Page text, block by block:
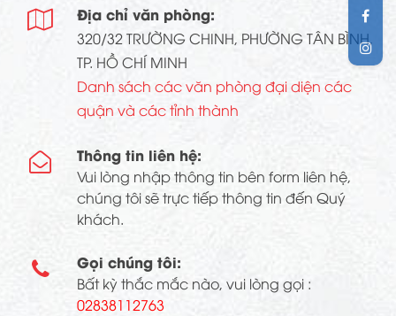
 Địa chỉ văn phòng:
320/32 TRƯỜNG CHINH, PHƯỜNG TÂN BÌNH,
TP. HỒ CHÍ MINH
Danh sách các văn phòng đại diện các
quận và các tỉnh thành
 Thông tin liên hệ:
Vui lòng nhập thông tin bên form liên hệ,
chúng tôi sẽ trực tiếp thông tin đến Quý
khách.
 Gọi chúng tôi:
Bất kỳ thắc mắc nào, vui lòng gọi :
02838112763